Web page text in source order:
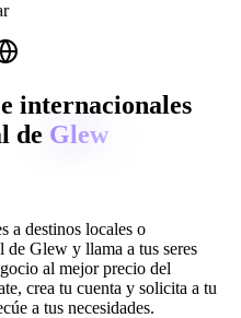
internacionales
de Glew
a destinos locales o
de Glew y llama a tus seres
al mejor precio del
crea tu cuenta y solicita a tu
a tus necesidades.